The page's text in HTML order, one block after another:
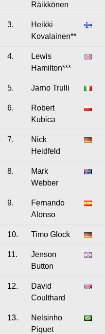
Räikkönen
3.
Heikki
Kovalainen**
4.
Lewis
Hamilton***
5. Jarno Trulli
6.
Robert
Kubica
7.
Nick
Heidfeld
8.
Mark
Webber
9.
Fernando
Alonso
10. Timo Glock
11.
Jenson
Button
12.
David
Coulthard
13.
Nelsinho
Piquet